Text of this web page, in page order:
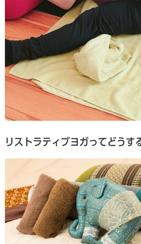
リストラティブヨガってどうす